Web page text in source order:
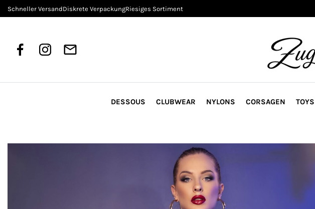
Schneller VersandDiskrete VerpackungRiesiges Sortiment
DESSOUS CLUBWEAR NYLONS CORSAGEN TOYS